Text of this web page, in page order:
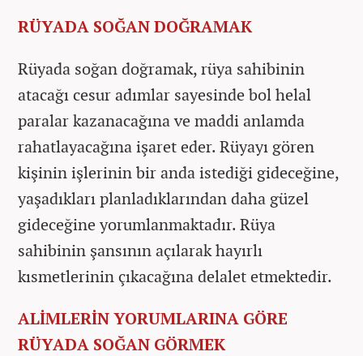
RÜYADA SOĞAN DOĞRAMAK
Rüyada soğan doğramak, rüya sahibinin
atacağı cesur adımlar sayesinde bol helal
paralar kazanacağına ve maddi anlamda
rahatlayacağına işaret eder. Rüyayı gören
kişinin işlerinin bir anda istediği gideceğine,
yaşadıkları planladıklarından daha güzel
gideceğine yorumlanmaktadır. Rüya
sahibinin şansının açılarak hayırlı
kısmetlerinin çıkacağına delalet etmektedir.
ALİMLERİN YORUMLARINA GÖRE
RÜYADA SOĞAN GÖRMEK